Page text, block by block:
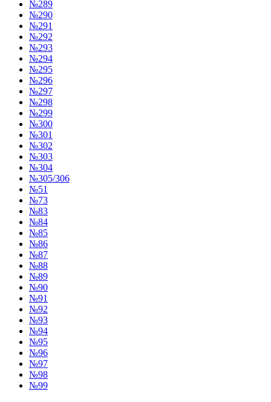
№289
№290
№291
№292
№293
№294
№295
№296
№297
№298
№299
№300
№301
№302
№303
№304
№305/306
№51
№73
№83
№84
№85
№86
№87
№88
№89
№90
№91
№92
№93
№94
№95
№96
№97
№98
№99